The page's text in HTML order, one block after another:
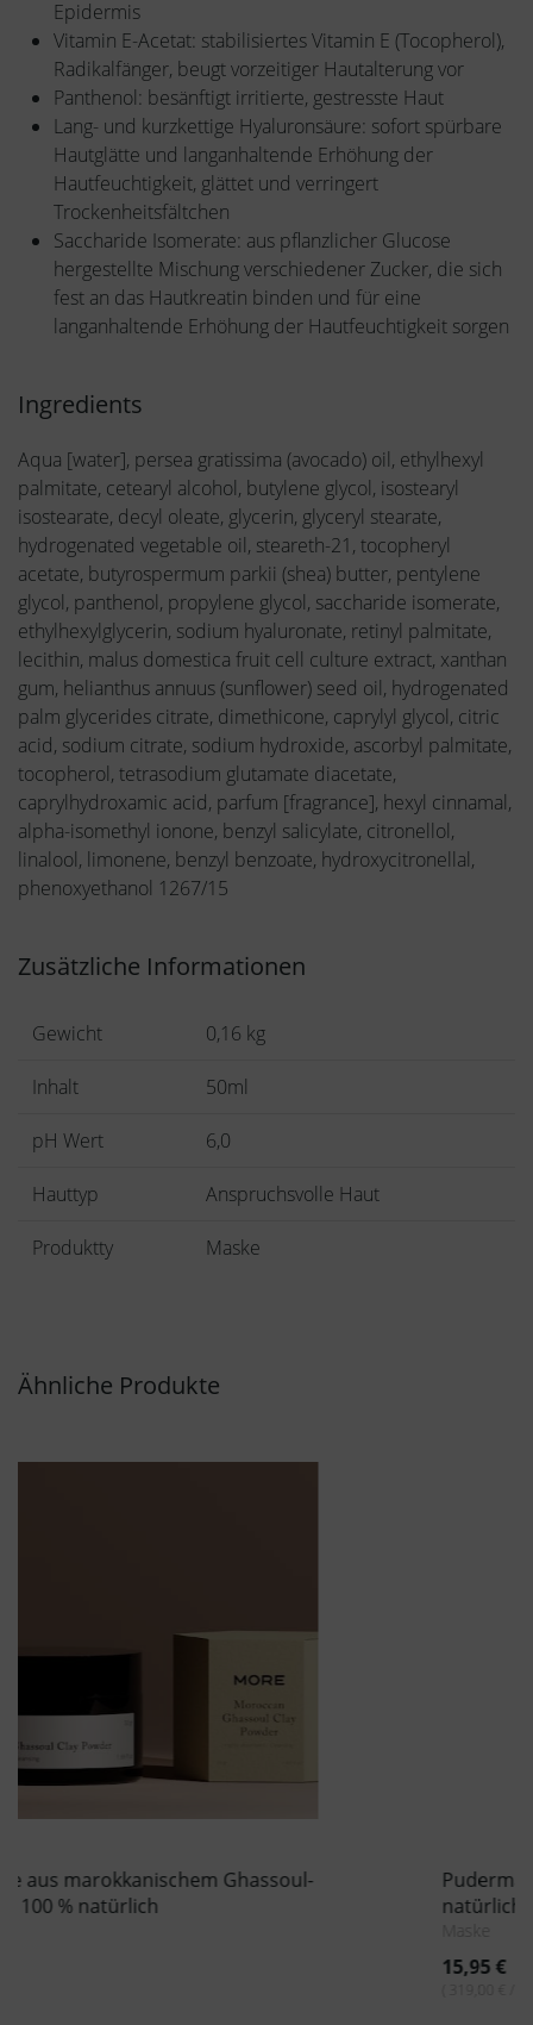
Epidermis
Vitamin E-Acetat: stabilisiertes Vitamin E (Tocopherol),
Radikalfänger, beugt vorzeitiger Hautalterung vor
Panthenol: besänftigt irritierte, gestresste Haut
Lang- und kurzkettige Hyaluronsäure: sofort spürbare
Hautglätte und langanhaltende Erhöhung der
Hautfeuchtigkeit, glättet und verringert
Trockenheitsfältchen
Saccharide Isomerate: aus pflanzlicher Glucose
hergestellte Mischung verschiedener Zucker, die sich
fest an das Hautkreatin binden und für eine
langanhaltende Erhöhung der Hautfeuchtigkeit sorgen
Ingredients
Aqua [water], persea gratissima (avocado) oil, ethylhexyl
palmitate, cetearyl alcohol, butylene glycol, isostearyl
isostearate, decyl oleate, glycerin, glyceryl stearate,
hydrogenated vegetable oil, steareth-21, tocopheryl
acetate, butyrospermum parkii (shea) butter, pentylene
glycol, panthenol, propylene glycol, saccharide isomerate,
ethylhexylglycerin, sodium hyaluronate, retinyl palmitate,
lecithin, malus domestica fruit cell culture extract, xanthan
gum, helianthus annuus (sunflower) seed oil, hydrogenated
palm glycerides citrate, dimethicone, caprylyl glycol, citric
acid, sodium citrate, sodium hydroxide, ascorbyl palmitate,
tocopherol, tetrasodium glutamate diacetate,
caprylhydroxamic acid, parfum [fragrance], hexyl cinnamal,
alpha-isomethyl ionone, benzyl salicylate, citronellol,
linalool, limonene, benzyl benzoate, hydroxycitronellal,
phenoxyethanol 1267/15
Zusätzliche Informationen
Gewicht 0,16 kg
Inhalt 50ml
pH Wert 6,0
Hauttyp Anspruchsvolle Haut
Produktty Maske
Ähnliche Produkte
Pudermaske aus französischem rosa Ton 100 %
natürlich